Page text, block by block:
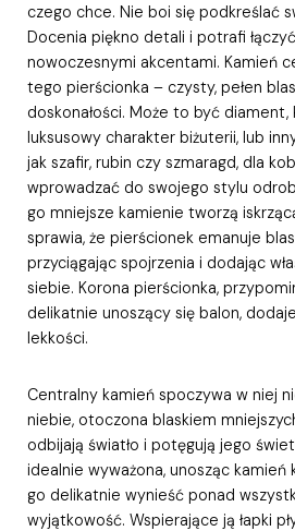
czego chce. Nie boi się podkreślać
Docenia piękno detali i potrafi
nowoczesnymi akcentami. Kamień
tego pierścionka – czysty, pełen
doskonałości. Może to być
luksusowy charakter biżuterii, lub
jak szafir, rubin czy szmaragd, dla
wprowadzać do swojego stylu
go mniejsze kamienie tworzą
sprawia, że pierścionek emanuje
przyciągając spojrzenia i dodając
siebie. Korona pierścionka,
delikatnie unoszący się balon,
lekkości.
Centralny kamień spoczywa w niej
niebie, otoczona blaskiem
odbijają światło i potęgują jego
idealnie wyważona, unosząc kamień
go delikatnie wynieść ponad
wyjątkowość. Wspierające ją łapki